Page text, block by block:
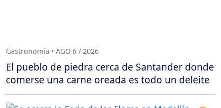
Gastronomía • AGO 6 / 2026
El pueblo de piedra cerca de Santander donde
comerse una carne oreada es todo un deleite